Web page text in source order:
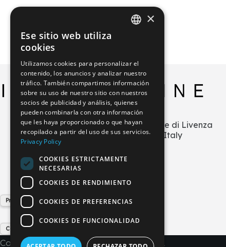
Via L.Zecchetto n.1 – ZI La Salute di Livenza
30029 San Stino di Livenza (VE) Italy
+39 0421 290378
info@imperial-line.com
Privacy Policy
Cookie Policy
Copyright © 2026 - IMPERIAL LINE SRL
ENGLISH
FRENCH
SPANISH
×
Ese sitio web utiliza
cookies
Utilizamos cookies para personalizar el
contenido, los anuncios y analizar nuestro
tráfico. También compartimos información
sobre su uso de nuestro sitio con nuestros
socios de publicidad y análisis, quienes
pueden combinarla con otra información
que les haya proporcionado o que hayan
recopilado a partir del uso de sus servicios.
Privacy Policy
COOKIES ESTRICTAMENTE
NECESARIAS
COOKIES DE RENDIMIENTO
COOKIES DE PREFERENCIAS
COOKIES DE FUNCIONALIDAD